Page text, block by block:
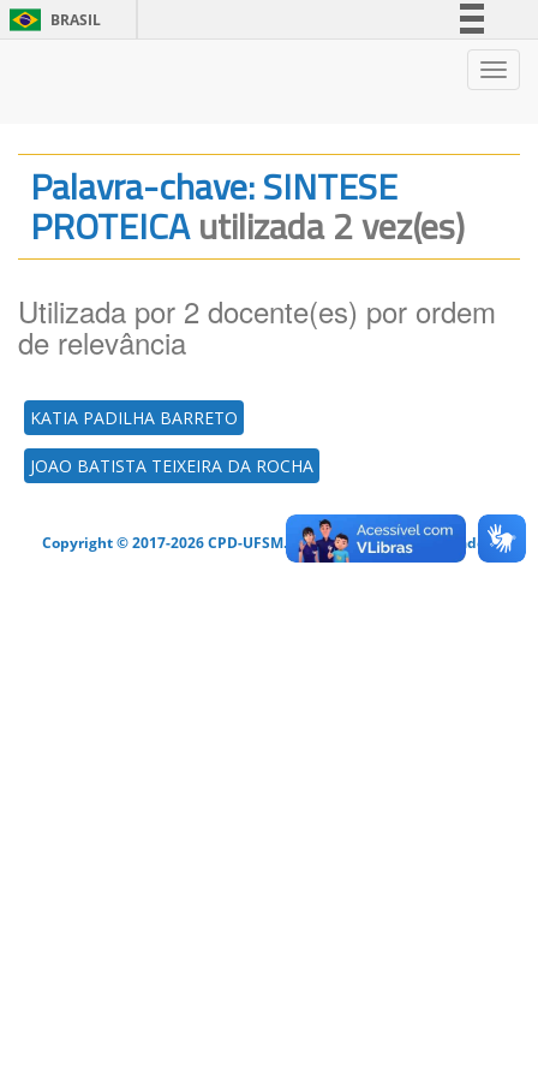
BRASIL
Legislação
Canais
Palavra-chave: SINTESE
PROTEICAutilizada 2 vez(es)
Utilizada por 2 docente(es) por ordem
de relevância
KATIA PADILHA BARRETO
JOAO BATISTA TEIXEIRA DA ROCHA
Copyright © 2017-2026 CPD-UFSM. Todos os direitos reservados.